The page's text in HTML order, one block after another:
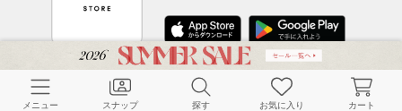
CUSTOMER SERVICE
メニュー スナップ 探す お気に入り カート